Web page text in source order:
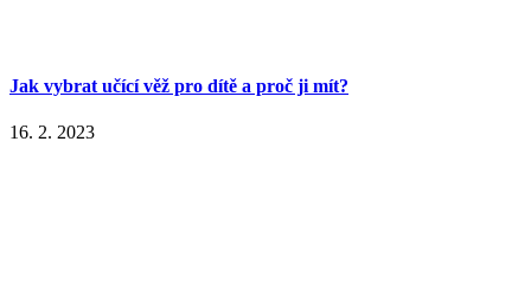
Jak vybrat učící věž pro dítě a proč ji mít?
16. 2. 2023